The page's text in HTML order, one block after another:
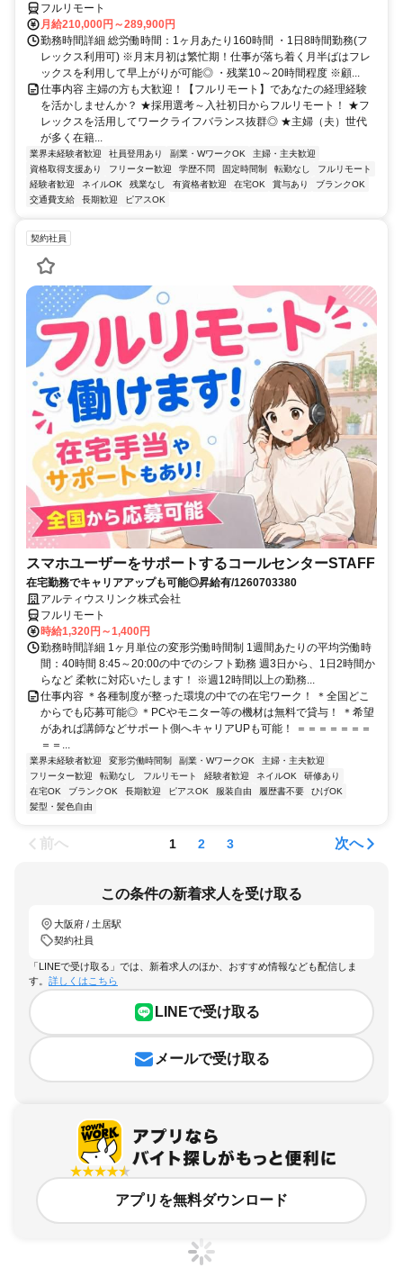
フルリモート
月給210,000円～289,900円
勤務時間詳細 総労働時間：1ヶ月あたり160時間 ・1日8時間勤務(フ
レックス利用可) ※月末月初は繁忙期！仕事が落ち着く月半ばはフレ
ックスを利用して早上がりが可能◎ ・残業10～20時間程度 ※顧...
仕事内容 主婦の方も大歓迎！【フルリモート】であなたの経理経験
を活かしませんか？ ★採用選考～入社初日からフルリモート！ ★フ
レックスを活用してワークライフバランス抜群◎ ★主婦（夫）世代
が多く在籍...
業界未経験者歓迎 社員登用あり 副業・WワークOK
主婦・主夫歓迎
資格取得支援あり
フリーター歓迎 学歴不問 固定時間制 転勤なし
フルリモート
経験者歓迎
ネイルOK 残業なし 有資格者歓迎 在宅OK 賞与あり
ブランクOK
交通費支給
長期歓迎 ピアスOK
契約社員
スマホユーザーをサポートするコールセンターSTAFF
在宅勤務でキャリアアップも可能◎昇給有/1260703380
アルティウスリンク株式会社
フルリモート
時給1,320円～1,400円
勤務時間詳細 1ヶ月単位の変形労働時間制 1週間あたりの平均労働時
間：40時間 8:45～20:00の中でのシフト勤務 週3日から、1日2時間か
らなど 柔軟に対応いたします！ ※週12時間以上の勤務...
仕事内容 ＊各種制度が整った環境の中での在宅ワーク！ ＊全国どこ
からでも応募可能◎ ＊PCやモニター等の機材は無料で貸与！ ＊希望
があれば講師などサポート側へキャリアUPも可能！ ＝＝＝＝＝＝＝
＝＝...
業界未経験者歓迎 変形労働時間制 副業・WワークOK
主婦・主夫歓迎
フリーター歓迎
転勤なし フルリモート 経験者歓迎 ネイルOK
研修あり
在宅OK
ブランクOK 長期歓迎 ピアスOK 服装自由 履歴書不要
ひげOK
髪型・髪色自由
前へ 1 2 3 次へ
この条件の新着求人を受け取る
大阪府 / 土居駅
契約社員
「LINEで受け取る」では、新着求人のほか、おすすめ情報なども配信しま
す。 詳しくはこちら
LINEで受け取る
メールで受け取る
アプリを無料ダウンロード